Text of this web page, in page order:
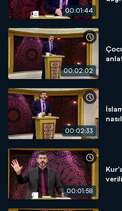
00:01:44
00:02:02
00:02:33
00:01:58